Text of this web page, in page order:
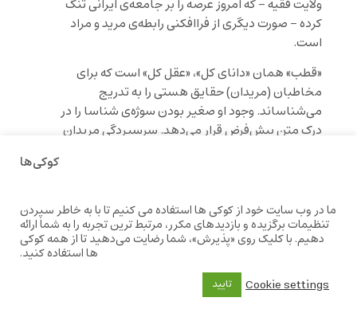
ولایت فقیه – که امروز عرصه را بر جامعه‌ی ایرانی تنگ
کرده – صورت دیگری از فراافکنی رابطه‌ی مرید و مراد
است.
«قطب» همان «دانای کل»، «عقل کل» است که برای
مخاطبان (مریدان) حقایق هستی را به تدریج
می‌شناساند. وجود او صغیر بودن سوژه‌ی شناسا را در
درک متن پیش‌فرض قرار می‌دهد. سرسپردگی مریدان
نهفته در آن‌هاست. پذیرش آموزه‌ی ارتجاعی «شهادت»
نیز بخش جدایی‌ناپذیر این عصبیت و خودباختگی
است.
شهادت به سادگی به معنی سرباختن بر سر آرمان
نیست، بلکه به معنی پیوند دوباره با حق، «بازگشت به
کوکی‌ها
ما در وب سایت خود از کوکی ها استفاده می کنیم تا با به خاطر سپردن
تنظیمات برگزیده و بازدیدهای مکرر، مرتبط ترین تجربه را به شما ارائه
دهیم. با کلیک روی «پذیرش»، شما رضایت می‌دهید تا از همه کوکی
ها استفاده کنید.
Cookie settings
تایید